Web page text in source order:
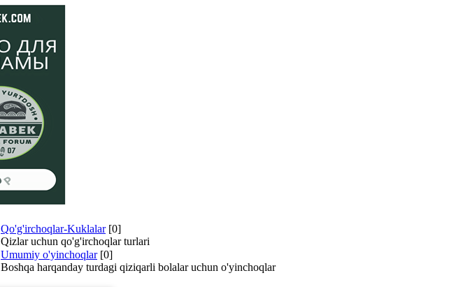
Qo'g'irchoqlar-Kuklalar [0]
Qizlar uchun qo'g'irchoqlar turlari
Umumiy o'yinchoqlar [0]
Boshqa harqanday turdagi qiziqarli bolalar uchun o'yinchoqlar